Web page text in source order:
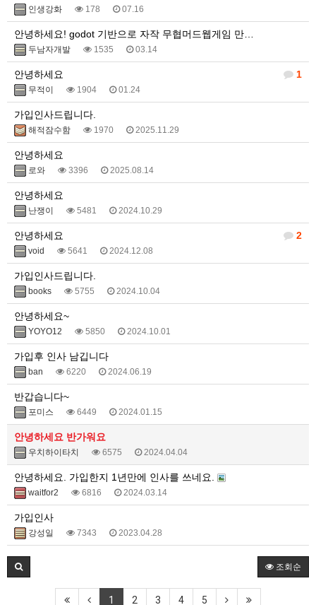
인생강화 178 07.16
안녕하세요! godot 기반으로 자작 무협머드웹게임 만…
두남자개발 1535 03.14
1
안녕하세요
무적이 1904 01.24
가입인사드립니다.
해적잠수함 1970 2025.11.29
안녕하세요
로와 3396 2025.08.14
안녕하세요
난쟁이 5481 2024.10.29
2
안녕하세요
void 5641 2024.12.08
가입인사드립니다.
books 5755 2024.10.04
안녕하세요~
YOYO12 5850 2024.10.01
가입후 인사 남깁니다
ban 6220 2024.06.19
반갑습니다~
포미스 6449 2024.01.15
안녕하세요 반가워요
우치하이타치 6575 2024.04.04
안녕하세요. 가입한지 1년만에 인사를 쓰네요.
waitfor2 6816 2024.03.14
가입인사
강성일 7343 2023.04.28
조회순
1 2 3 4 5